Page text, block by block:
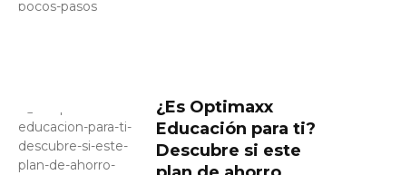
¿Es Optimaxx
Educación para ti?
Descubre si este